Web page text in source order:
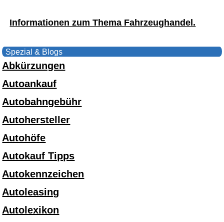
Informationen zum Thema Fahrzeughandel.
Spezial & Blogs
Abkürzungen
Autoankauf
Autobahngebühr
Autohersteller
Autohöfe
Autokauf Tipps
Autokennzeichen
Autoleasing
Autolexikon